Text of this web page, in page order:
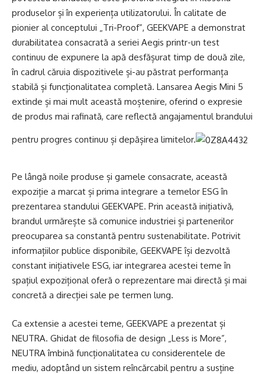
produselor și în experiența utilizatorului. În calitate de
pionier al conceptului „Tri-Proof”, GEEKVAPE a demonstrat
durabilitatea consacrată a seriei Aegis printr-un test
continuu de expunere la apă desfășurat timp de două zile,
în cadrul căruia dispozitivele și-au păstrat performanța
stabilă și funcționalitatea completă. Lansarea Aegis Mini 5
extinde și mai mult această moștenire, oferind o expresie
de produs mai rafinată, care reflectă angajamentul brandului
pentru progres continuu și depășirea limitelor.
Pe lângă noile produse și gamele consacrate, această
expoziție a marcat și prima integrare a temelor ESG în
prezentarea standului GEEKVAPE. Prin această inițiativă,
brandul urmărește să comunice industriei și partenerilor
preocuparea sa constantă pentru sustenabilitate. Potrivit
informațiilor publice disponibile, GEEKVAPE își dezvoltă
constant inițiativele ESG, iar integrarea acestei teme în
spațiul expozițional oferă o reprezentare mai directă și mai
concretă a direcției sale pe termen lung.
Ca extensie a acestei teme, GEEKVAPE a prezentat și
NEUTRA. Ghidat de filosofia de design „Less is More”,
NEUTRA îmbină funcționalitatea cu considerentele de
mediu, adoptând un sistem reîncărcabil pentru a susține